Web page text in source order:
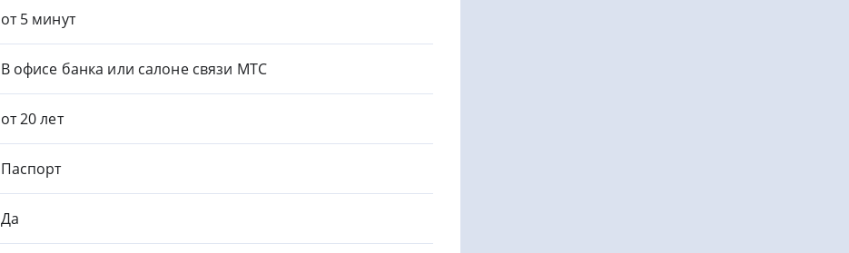
от 5 минут
В офисе банка или салоне связи МТС
от 20 лет
Паспорт
Да